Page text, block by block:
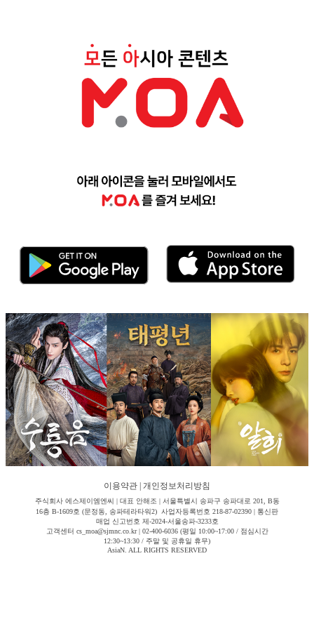
이용약관 개인정보처리방침
주식회사 에스제이엠엔씨 | 대표 안해조 | 서울특별시 송파구 송파대로 201, B동
16층 B-1609호 (문정동, 송파테라타워2) 사업자등록번호 218-87-02390 | 통신판
매업 신고번호 제-2024-서울송파-3233호
고객센터 cs_moa@sjmnc.co.kr | 02-400-6036 (평일 10:00~17:00 / 점심시간
12:30~13:30 / 주말 및 공휴일 휴무)
AsiaN. ALL RIGHTS RESERVED